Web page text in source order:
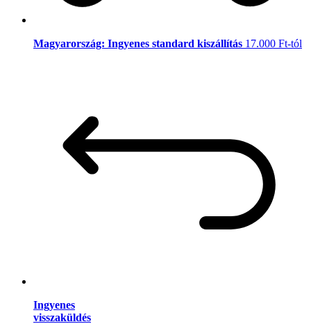
Magyarország: Ingyenes standard kiszállítás 17.000 Ft-tól
Ingyenes
visszaküldés